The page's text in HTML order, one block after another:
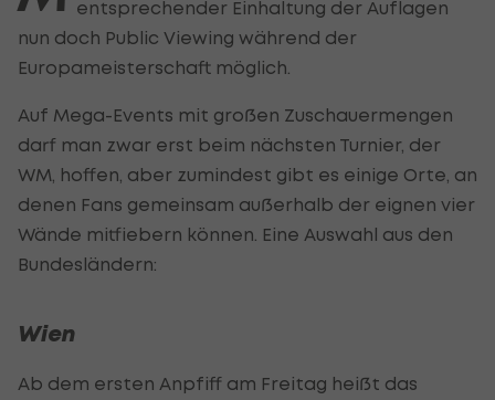
entsprechender Einhaltung der Auflagen
nun doch Public Viewing während der
Europameisterschaft möglich.
Auf Mega-Events mit großen Zuschauermengen
darf man zwar erst beim nächsten Turnier, der
WM, hoffen, aber zumindest gibt es einige Orte, an
denen Fans gemeinsam außerhalb der eignen vier
Wände mitfiebern können. Eine Auswahl aus den
Bundesländern:
Wien
Ab dem ersten Anpfiff am Freitag heißt das